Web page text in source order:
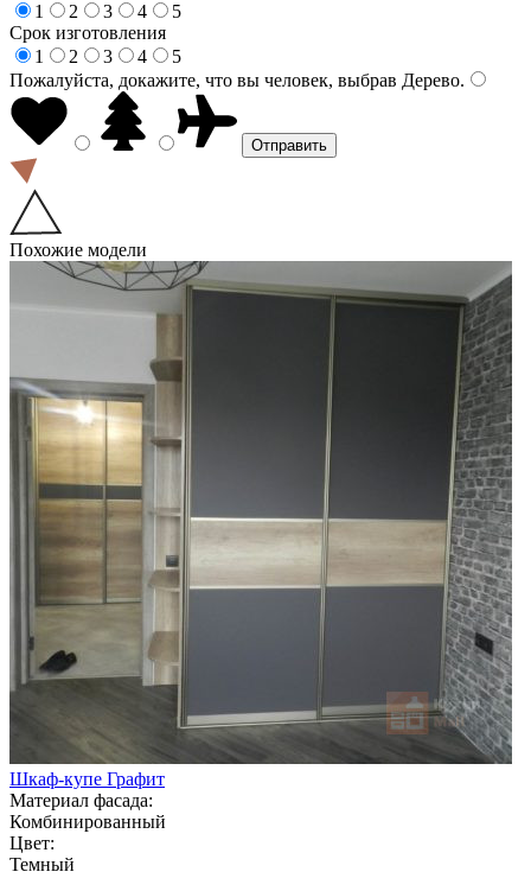
1
2 3 4
5
Срок изготовления
1
2 3 4
5
Пожалуйста, докажите, что вы человек, выбрав Дерево.
Похожие модели
Шкаф-купе Графит
Материал фасада:
Комбинированный
Цвет:
Темный